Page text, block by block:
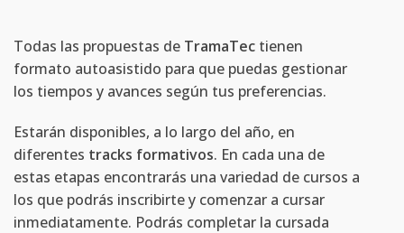
Todas las propuestas de TramaTec tienen
formato autoasistido para que puedas gestionar
los tiempos y avances según tus preferencias.
Estarán disponibles, a lo largo del año, en
diferentes tracks formativos. En cada una de
estas etapas encontrarás una variedad de cursos a
los que podrás inscribirte y comenzar a cursar
inmediatamente. Podrás completar la cursada